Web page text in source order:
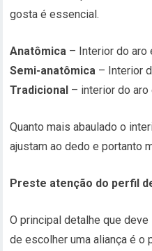
gosta é essencial.
Anatômica – Interior do aro
Semi-anatômica – Interior
Tradicional – interior do aro
Quanto mais abaulado o
ajustam ao dedo e portanto
Preste atenção do perfil
O principal detalhe que
de escolher uma aliança é o